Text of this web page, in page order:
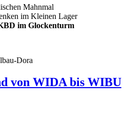
Mahnmal
im Kleinen Lager
im Glockenturm
Dora
von WIDA bis WIBU